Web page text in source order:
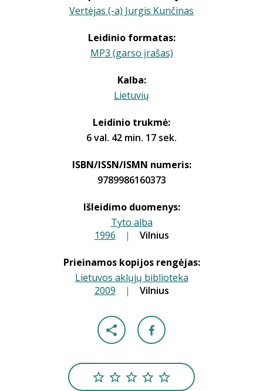
Vertėjas (-a) Jurgis Kunčinas
Leidinio formatas:
MP3 (garso įrašas)
Kalba:
Lietuvių
Leidinio trukmė:
6 val. 42 min. 17 sek.
ISBN/ISSN/ISMN numeris:
9789986160373
Išleidimo duomenys:
Tyto alba
1996 | Vilnius
Prieinamos kopijos rengėjas:
Lietuvos aklųjų biblioteka
2009 | Vilnius